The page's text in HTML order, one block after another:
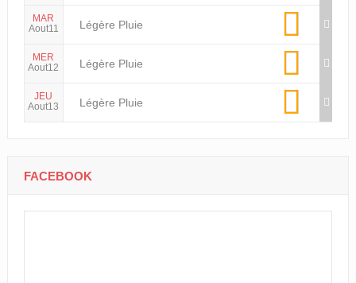
MAR
Aout11
Légère Pluie
MER
Aout12
Légère Pluie
JEU
Aout13
Légère Pluie
FACEBOOK